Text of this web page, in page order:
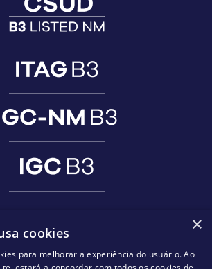
×
cookies
para melhorar a experiência do usuário. Ao